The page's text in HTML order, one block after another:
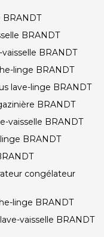
BRANDT
BRANDT
BRANDT
linge BRANDT
lave-linge BRANDT
BRANDT
vaisselle BRANDT
BRANDT
congélateur
linge BRANDT
vaisselle BRANDT